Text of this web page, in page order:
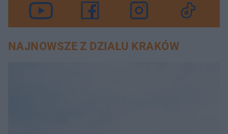
NAJNOWSZE Z DZIAŁU KRAKÓW